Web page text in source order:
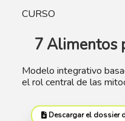
CURSO
7 Alimentos
Modelo integrativo
el rol central de las
Descargar el dossier